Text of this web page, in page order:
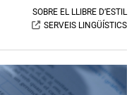
SOBRE EL LLIBRE D’ESTIL
SERVEIS LINGÜÍSTICS